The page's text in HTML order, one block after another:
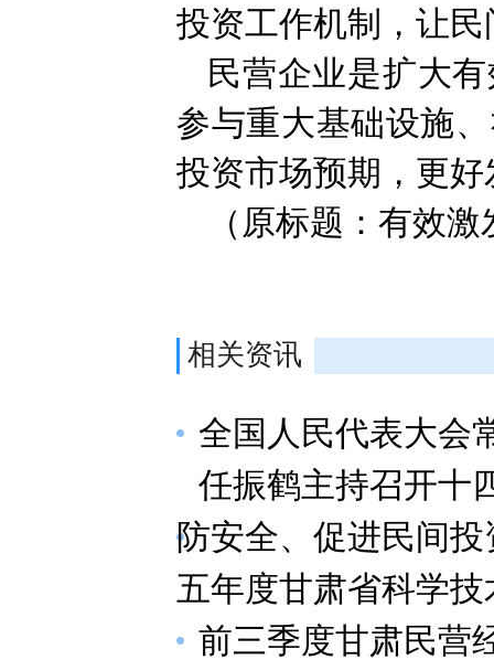
投资工作机制，让
民营企业是扩大
参与重大基础设施
投资市场预期，更
（原标题：有效
相关资讯
全国人民代表大会
任振鹤主持召开十
防安全、促进民间
五年度甘肃省科学
前三季度甘肃民营